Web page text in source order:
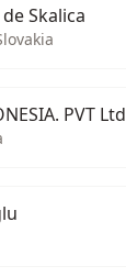
Skalica
PVT Ltd